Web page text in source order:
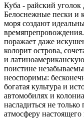
Куба - райский
Белоснежные пески и
моря создают
поражает даже
колорит острова,
и
поистине
неоспоримы:
богатая культура и
автомобилях и
насладиться не
атмосферу настоящего